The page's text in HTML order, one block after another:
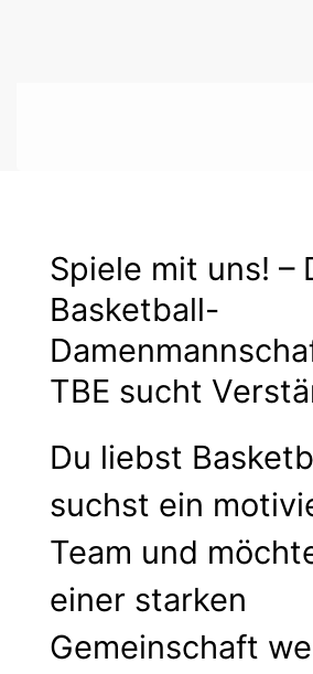
Spiele mit uns! –
Basketball-
TBE sucht
Du liebst
suchst ein
Team und
einer starken
Gemeinschaft